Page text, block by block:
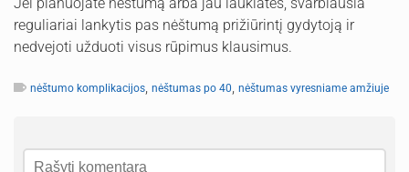
Jei planuojate nėštumą arba jau laukiatės, svarbiausia
reguliariai lankytis pas nėštumą prižiūrintį gydytoją ir
nedvejoti užduoti visus rūpimus klausimus.
nėštumo komplikacijos, nėštumas po 40, nėštumas vyresniame amžiuje